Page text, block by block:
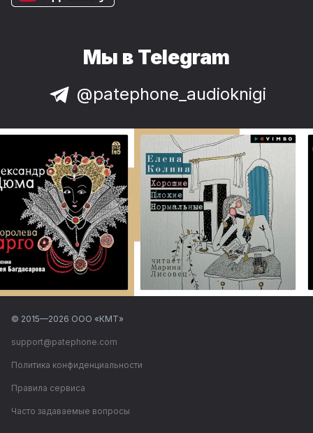
Мы в Telegram
@patephone_audioknigi
© 2015—2026 ООО «КМТ»
support@patephone.com
Политика конфиденциальности
Правила сервиса
Часто задаваемые вопросы